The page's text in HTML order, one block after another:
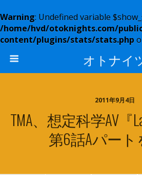
Warning: Undefined variable
/home/hvd/otoknights.com/
content/plugins/stats/stats.php
オトナイ
2011年9月4日
TMA、想定科学AV『
第6話Aパー